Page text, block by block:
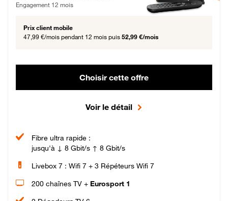
Engagement 12 mois
Prix client mobile
47,99 €/mois pendant 12 mois puis 52,99 €/mois
Choisir cette offre
Voir le détail
Fibre ultra rapide :
jusqu'à ↓ 8 Gbit/s ↑ 8 Gbit/s
Livebox 7 : Wifi 7 + 3 Répéteurs Wifi 7
200 chaînes TV + Eurosport 1